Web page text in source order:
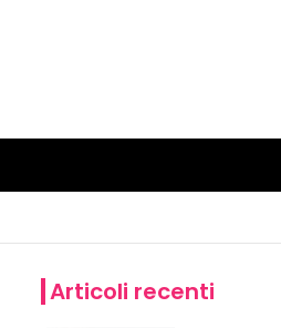
Articoli recenti